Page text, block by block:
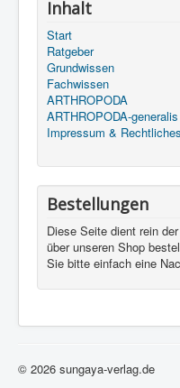
Inhalt
Start
Ratgeber
Grundwissen
Fachwissen
ARTHROPODA
ARTHROPODA-generalis
Impressum & Rechtliches
Bestellungen
Diese Seite dient rein
über unseren Shop
Sie bitte einfach eine
© 2026 sungaya-verlag.de